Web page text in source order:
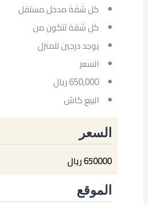
كل شقة مدخل مستقل
كل شقة تتكون من
يوجد درجين للمنزل
السعر
650,000 ريال
البيع كاش
السعر
650000 ريال
الموقع